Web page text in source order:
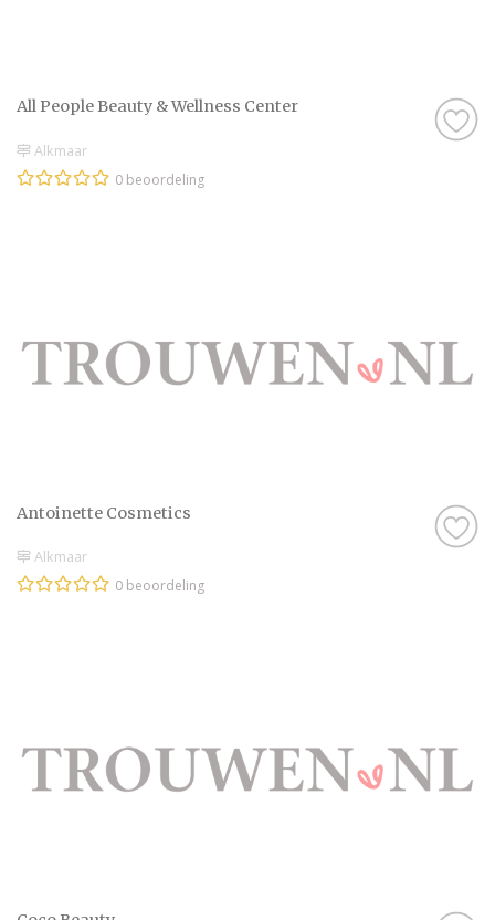
All People Beauty & Wellness Center
Alkmaar
0 beoordeling
Antoinette Cosmetics
Alkmaar
0 beoordeling